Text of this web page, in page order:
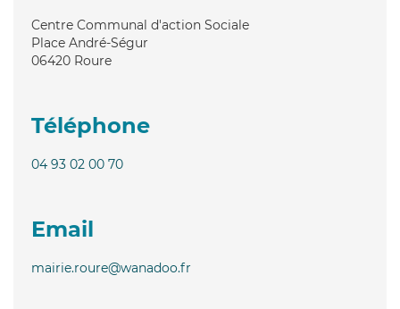
Centre Communal d'action Sociale
Place André-Ségur
06420 Roure
Téléphone
04 93 02 00 70
Email
mairie.roure@wanadoo.fr